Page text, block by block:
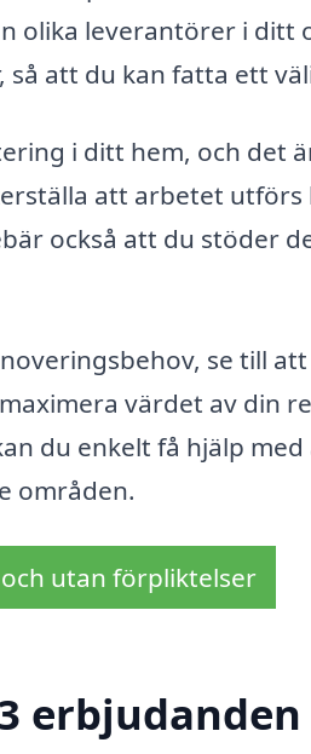
olika leverantörer i ditt
så att du kan fatta ett
i ditt hem, och det
att arbetet
också att du stöder
se till
värdet av din
du enkelt få hjälp
områden.
utan förpliktelser